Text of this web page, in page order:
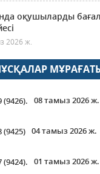
оқушыларды
2026 ж.
08 тамыз 2026 ж.
04 тамыз 2026 ж.
01 тамыз 2026 ж.